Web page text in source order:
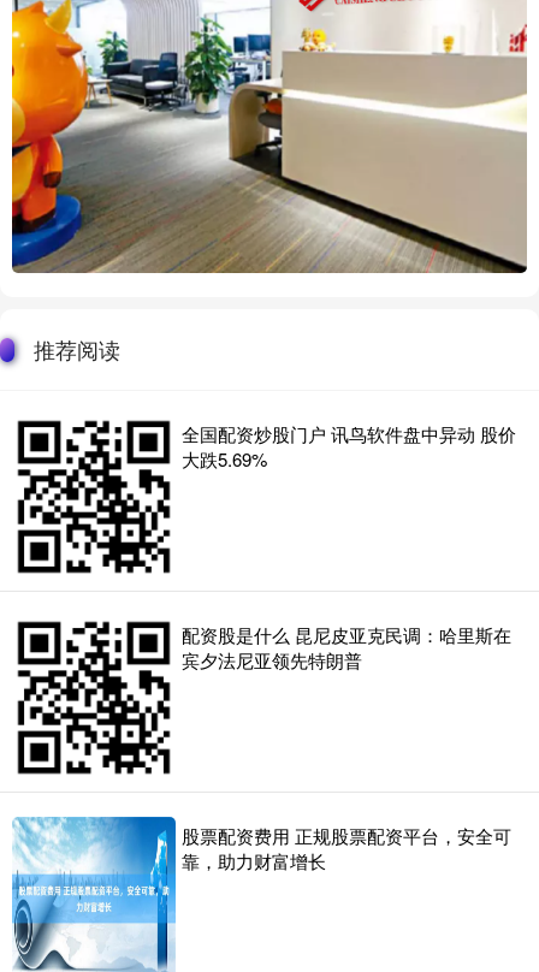
推荐阅读
全国配资炒股门户 讯鸟软件盘中异动 股价
大跌5.69%
配资股是什么 昆尼皮亚克民调：哈里斯在
宾夕法尼亚领先特朗普
股票配资费用 正规股票配资平台，安全可
靠，助力财富增长